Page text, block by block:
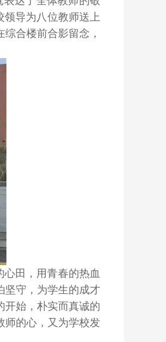
领导为八位教师送上
合楼前合影留念，
田，用青春的热血
坚守，为学生的成才
开始，朴实而真诚的
师的心，又为学校发